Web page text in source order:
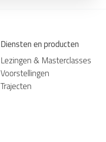
Diensten en producten
Lezingen & Masterclasses
Voorstellingen
Trajecten